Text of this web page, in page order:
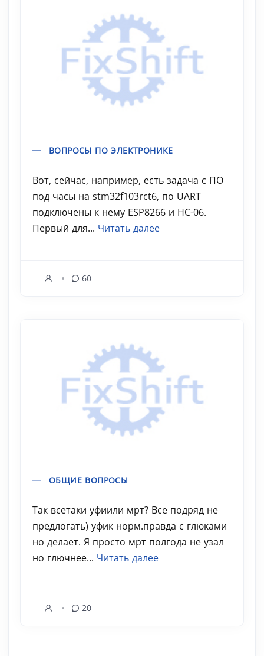
ВОПРОСЫ ПО ЭЛЕКТРОНИКЕ
Вот, сейчас, например, есть задача с ПО
под часы на stm32f103rct6, по UART
подключены к нему ESP8266 и HC-06.
Первый для... Читать далее
60
ОБЩИЕ ВОПРОСЫ
Так всетаки уфиили мрт? Все подряд не
предлогать) уфик норм.правда с глюками
но делает. Я просто мрт полгода не узал
но глючнее... Читать далее
20